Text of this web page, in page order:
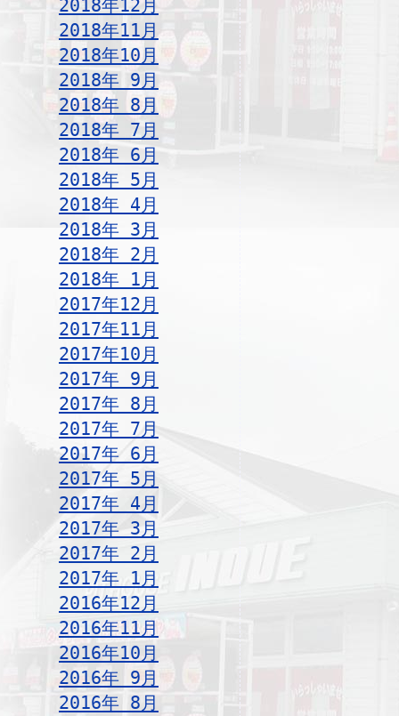
2018年12月
2018年11月
2018年10月
2018年 9月
2018年 8月
2018年 7月
2018年 6月
2018年 5月
2018年 4月
2018年 3月
2018年 2月
2018年 1月
2017年12月
2017年11月
2017年10月
2017年 9月
2017年 8月
2017年 7月
2017年 6月
2017年 5月
2017年 4月
2017年 3月
2017年 2月
2017年 1月
2016年12月
2016年11月
2016年10月
2016年 9月
2016年 8月